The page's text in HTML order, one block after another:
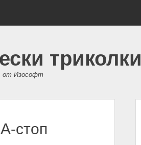
триколки
от Изософт
стоп